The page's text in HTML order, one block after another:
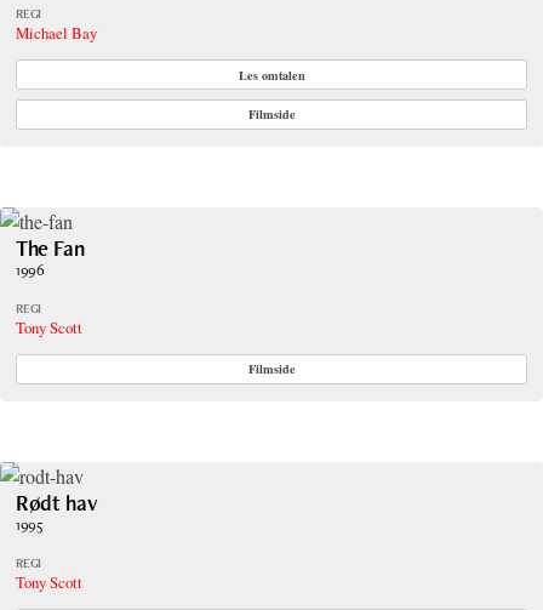
REGI
Michael Bay
Les omtalen
Filmside
The Fan
1996
REGI
Tony Scott
Filmside
Rødt hav
1995
REGI
Tony Scott